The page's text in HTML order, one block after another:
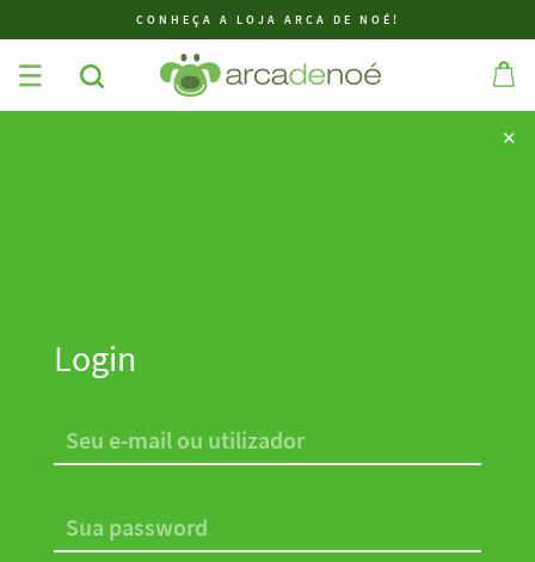
CONHEÇA A LOJA ARCA DE NOÉ!
✕
✕
Login